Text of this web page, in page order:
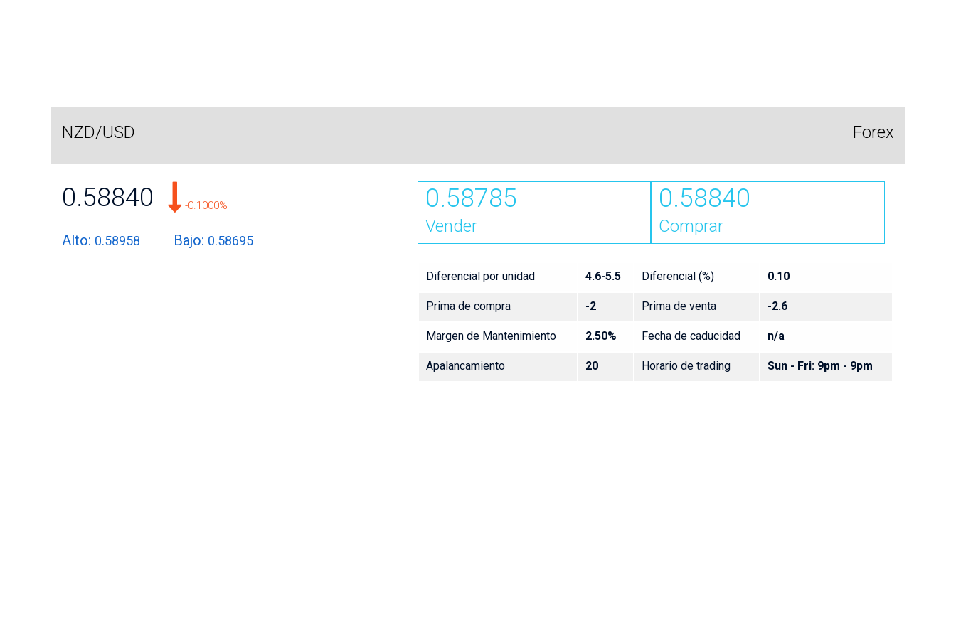
NZD/USD Forex
0.58840 -0.1000%
Alto: 0.58958 Bajo: 0.58695
0.58785
Vender
0.58840
Comprar
Diferencial por unidad 4.6-5.5 Diferencial (%) 0.10
Prima de compra -2 Prima de venta -2.6
Margen de Mantenimiento 2.50% Fecha de caducidad n/a
Apalancamiento 20 Horario de trading Sun - Fri: 9pm - 9pm